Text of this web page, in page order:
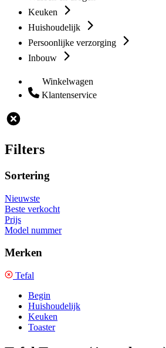
Keuken
Huishoudelijk
Persoonlijke verzorging
Inbouw
Winkelwagen
Klantenservice
Filters
Sortering
Nieuwste
Beste verkocht
Prijs
Model nummer
Merken
Tefal
Begin
Huishoudelijk
Keuken
Toaster